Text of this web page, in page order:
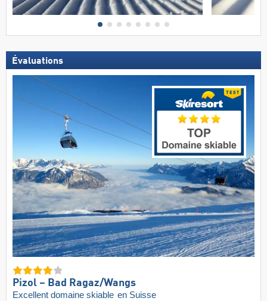
Évaluations
Pizol – Bad Ragaz/​Wangs
Excellent domaine skiable en Suisse